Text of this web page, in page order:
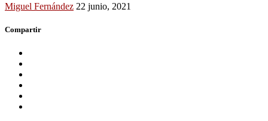
Miguel Fernández 22 junio, 2021
Compartir